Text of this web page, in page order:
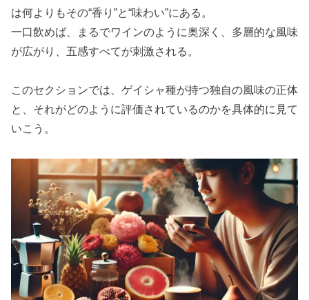
は何よりもその“香り”と“味わい”にある。
一口飲めば、まるでワインのように奥深く、多層的な風味
が広がり、五感すべてが刺激される。
このセクションでは、ゲイシャ種が持つ独自の風味の正体
と、それがどのように評価されているのかを具体的に見て
いこう。